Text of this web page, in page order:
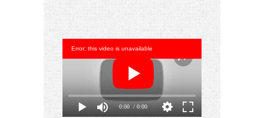
0:00 / 0:00
Error: this video is unavailable